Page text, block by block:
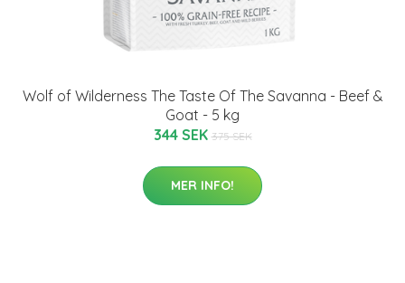
Wolf of Wilderness The Taste Of The Savanna - Beef &
Goat - 5 kg
344 SEK 375 SEK
MER INFO!